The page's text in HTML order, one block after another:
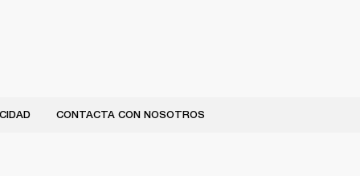
CONTACTA CON NOSOTROS